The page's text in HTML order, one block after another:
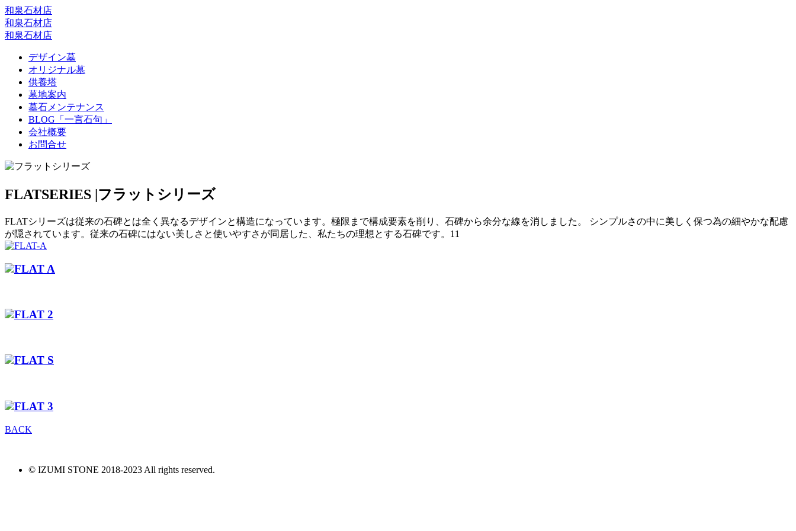
和泉石材店
和泉石材店
和泉石材店
デザイン墓
オリジナル墓
供養塔
墓地案内
墓石メンテナンス
BLOG「一言石句」
会社概要
お問合せ
FLATSERIES |フラットシリーズ
FLATシリーズは従来の石碑とは全く異なるデザインと構造になっています。極限まで構成要素を削り、石碑から余分な線を消しました。 シンプルさの中に美しく保つ為の細やかな配慮
が隠されています。従来の石碑にはない美しさと使いやすさが同居した、私たちの理想とする石碑です。11
FLAT A
FLAT 2
FLAT S
FLAT 3
BACK
© IZUMI STONE 2018-2023 All rights reserved.